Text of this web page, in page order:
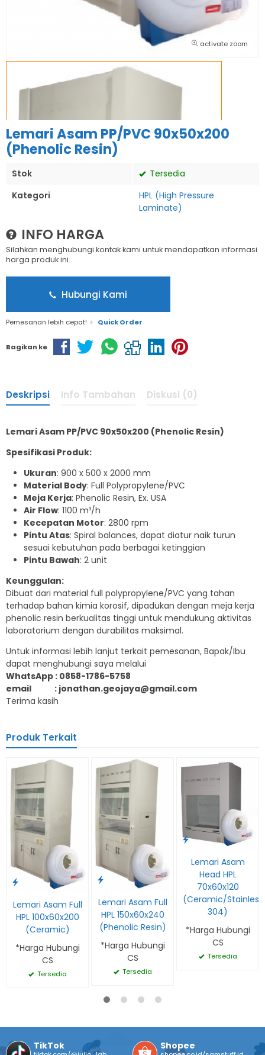
activate zoom
Lemari Asam PP/PVC 90x50x200
(Phenolic Resin)
Stok
Tersedia
Kategori
HPL (High Pressure
Laminate)
INFO HARGA
Silahkan menghubungi kontak kami untuk mendapatkan informasi
harga produk ini.
Hubungi Kami
Pemesanan lebih cepat! Quick Order
Bagikan ke
Deskripsi Info Tambahan Diskusi (0)
Lemari Asam PP/PVC 90x50x200 (Phenolic Resin)
Spesifikasi Produk:
Ukuran: 900 x 500 x 2000 mm
Material Body: Full Polypropylene/PVC
Meja Kerja: Phenolic Resin, Ex. USA
Air Flow: 1100 m³/h
Kecepatan Motor: 2800 rpm
Pintu Atas: Spiral balances, dapat diatur naik turun
sesuai kebutuhan pada berbagai ketinggian
Pintu Bawah: 2 unit
Keunggulan:
Dibuat dari material full polypropylene/PVC yang tahan
terhadap bahan kimia korosif, dipadukan dengan meja kerja
phenolic resin berkualitas tinggi untuk mendukung aktivitas
laboratorium dengan durabilitas maksimal.
Untuk informasi lebih lanjut terkait pemesanan, Bapak/Ibu
dapat menghubungi saya melalui
WhatsApp : 0858-1786-5758
email : jonathan.geojaya@gmail.com
Terima kasih
Produk Terkait
Lemari Asam Full
HPL 100x60x200
(Ceramic)
*Harga Hubungi
CS
Tersedia
Lemari Asam Full
HPL 150x60x240
(Phenolic Resin)
*Harga Hubungi
CS
Tersedia
Lemari Asam
Head HPL
70x60x120
(Ceramic/Stainless
304)
*Harga Hubungi
CS
Tersedia
TikTok Shopee